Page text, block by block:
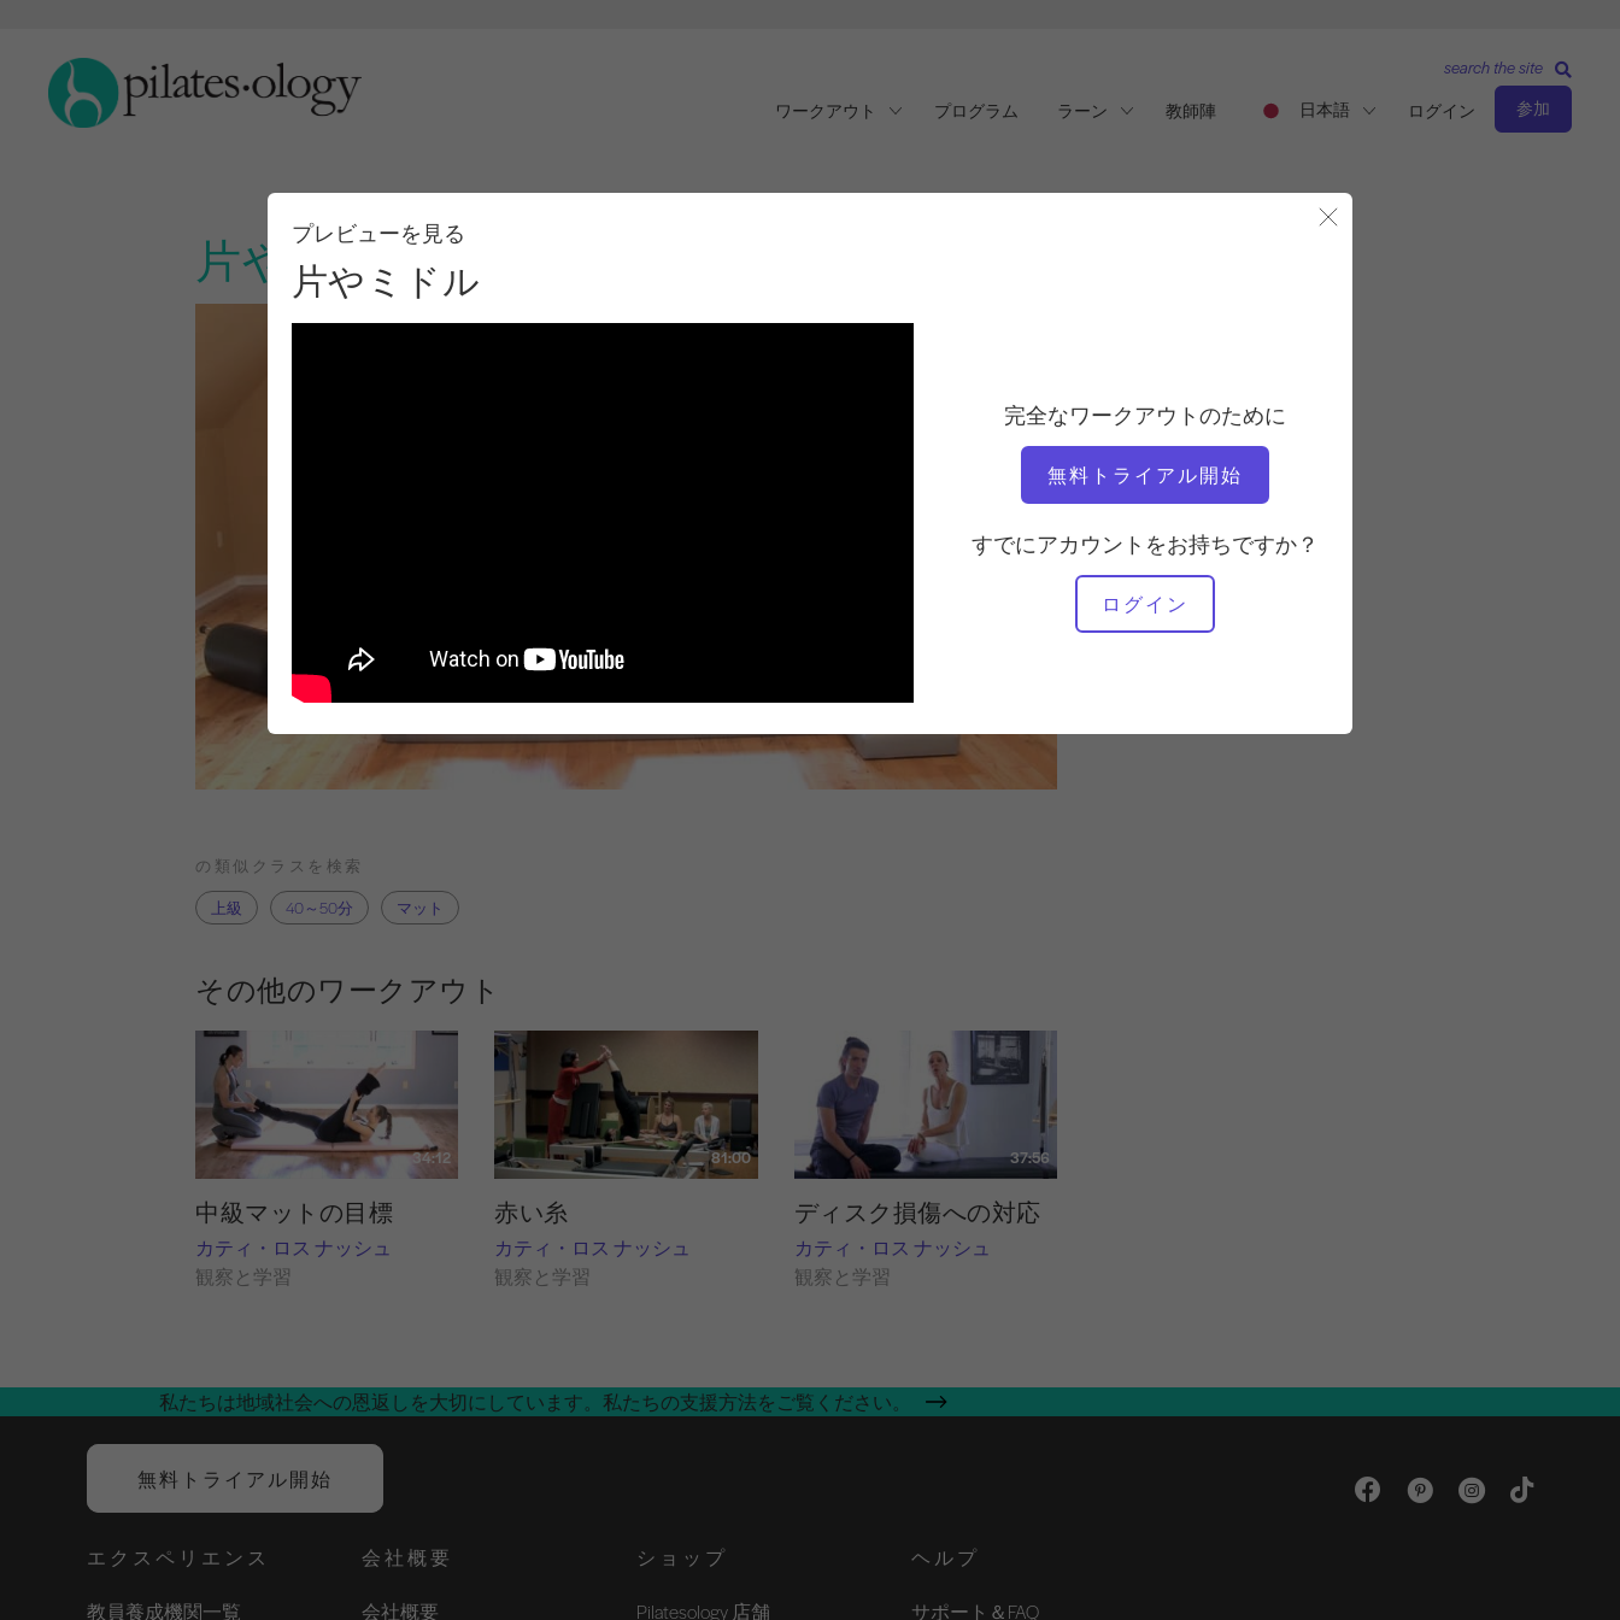
ワークアウト プログラム ラーン 教師陣 日本語 ログイン 参加
search the site
片やミドル
プレビューを見る
片やミドル
完全なワークアウトのために
無料トライアル開始
すでにアカウントをお持ちですか？
ログイン
ワークアウトのテンポ
速い
必要な機材
の類似クラスを検索
上級
40～50分 マット
その他のワークアウト
34:12
中級マットの目標
カティ・ロス ナッシュ
観察と学習
81:00
赤い糸
カティ・ロス ナッシュ
観察と学習
37:56
ディスク損傷への対応
カティ・ロス ナッシュ
観察と学習
私たちは地域社会への恩返しを大切にしています。私たちの支援方法をご覧ください。
無料トライアル開始
エクスペリエンス
教員養成機関一覧
会社概要
会社概要
ショップ
Pilatesology 店舗
ヘルプ
サポート＆FAQ